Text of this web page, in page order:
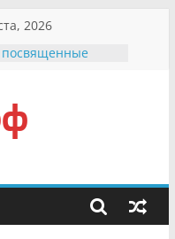
2026
округа»
фронтовичке
сети Интернет